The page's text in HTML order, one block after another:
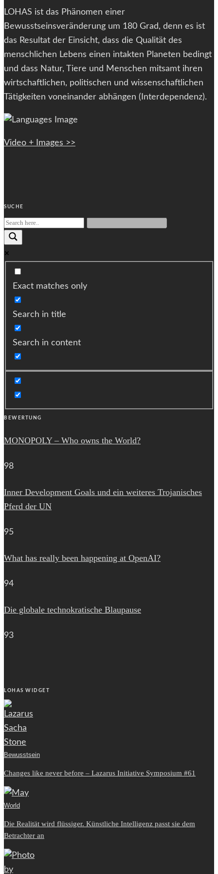
LOHAS ist das Phänomen einer
Bewusstseinsveränderung um 180 Grad, denn es ist
das Resultat der Einsicht, dass die Qualität des
menschlichen Lebens einen intakten Planeten bedingt
und dass Natur, Tiere und Menschen mitsamt ihren
wirtschaftlichen, politischen und wissenschaftlichen
Tätigkeiten voneinander abhängen (Interdependenz).
Video + Images >>
SUCHE
Exact matches only
Search in title
Search in content
BEWERTUNG
MONOPOLY – Who owns the World?
98
Inner Development Goals und ein weiteres Trojanisches
Pferd der UN
95
What has really been happening at OpenAI?
94
Die globale technokratische Blaupause
93
LOHAS WIDGET
Bewusstsein
Changes like never before – Lazarus Initiative Symposium #61
World
Die Realität wird flüssiger. Künstliche Intelligenz passt sie dem
Betrachter an